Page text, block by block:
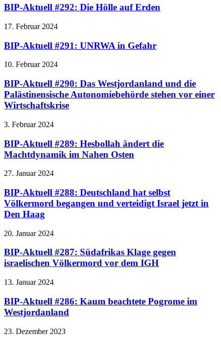
BIP-Aktuell #292: Die Hölle auf Erden
17. Februar 2024
BIP-Aktuell #291: UNRWA in Gefahr
10. Februar 2024
BIP-Aktuell #290: Das Westjordanland und die
Palästinensische Autonomiebehörde stehen vor einer
Wirtschaftskrise
3. Februar 2024
BIP-Aktuell #289: Hesbollah ändert die
Machtdynamik im Nahen Osten
27. Januar 2024
BIP-Aktuell #288: Deutschland hat selbst
Völkermord begangen und verteidigt Israel jetzt in
Den Haag
20. Januar 2024
BIP-Aktuell #287: Südafrikas Klage gegen
israelischen Völkermord vor dem IGH
13. Januar 2024
BIP-Aktuell #286: Kaum beachtete Pogrome im
Westjordanland
23. Dezember 2023